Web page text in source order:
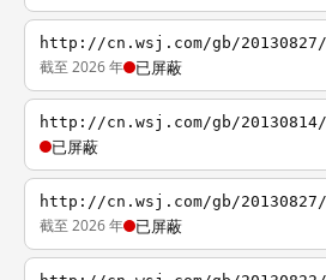
http://cn.wsj.com/gb/20130827/
截至 2026 年 已屏蔽
http://cn.wsj.com/gb/20130814/
已屏蔽
http://cn.wsj.com/gb/20130827/
截至 2026 年 已屏蔽